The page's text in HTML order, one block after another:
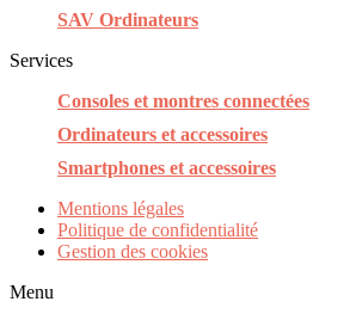
SAV Ordinateurs
Services
Consoles et montres connectées
Ordinateurs et accessoires
Smartphones et accessoires
Mentions légales
Politique de confidentialité
Gestion des cookies
Menu